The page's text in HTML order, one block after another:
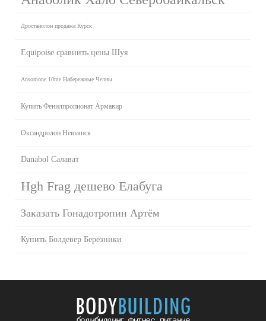
Дростанолон продажа Курск
Equipoise сравнить цены Шуя
Ansomone 10me Набережные Челны
Купить Фенилпропионат Армавир
Оксандролон Невьянск
Danabol Салават
Hgh Frag дешево Елабуга
Заказать Гонадотропин Артём
Купить Болдевер Березники